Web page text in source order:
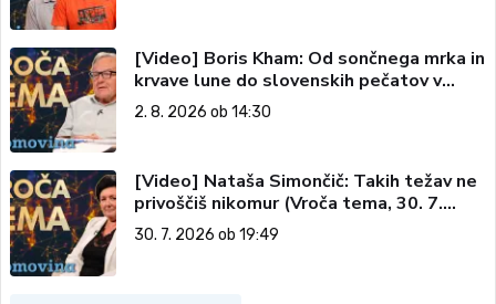
[Video] Boris Kham: Od sončnega mrka in
krvave lune do slovenskih pečatov v
vesolju (Vroča tema, 2. 8. 2026)
2. 8. 2026 ob 14:30
[Video] Nataša Simončič: Takih težav ne
privoščiš nikomur (Vroča tema, 30. 7.
2026)
30. 7. 2026 ob 19:49